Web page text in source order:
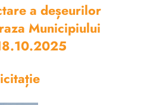
a deșeurilor
Municipiului